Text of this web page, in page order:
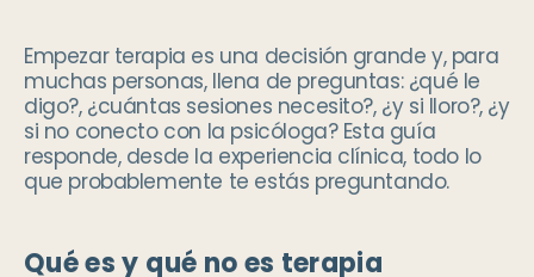
Empezar terapia es una decisión grande y, para
muchas personas, llena de preguntas: ¿qué le
digo?, ¿cuántas sesiones necesito?, ¿y si lloro?, ¿y
si no conecto con la psicóloga? Esta guía
responde, desde la experiencia clínica, todo lo
que probablemente te estás preguntando.
Qué es y qué no es terapia